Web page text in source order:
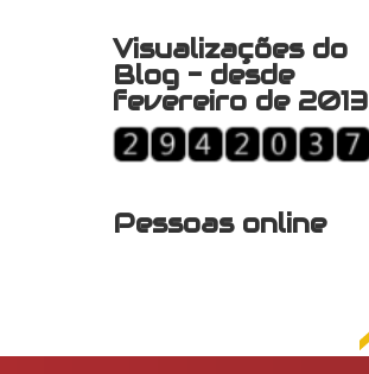
Visualizações do
Blog - desde
fevereiro de 2013
Pessoas online